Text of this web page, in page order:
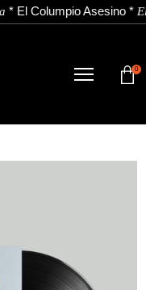
*El Columpio Asesino*
0